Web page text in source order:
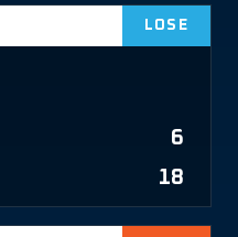
LOSE
6
18